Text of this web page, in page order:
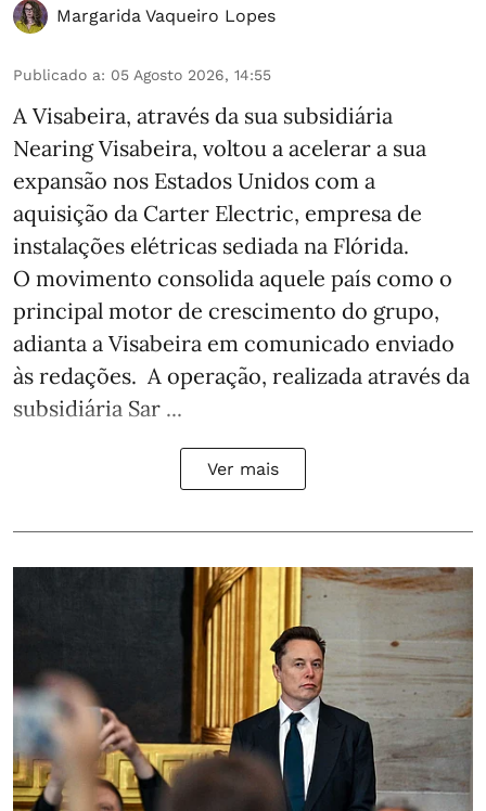
Margarida Vaqueiro Lopes
Publicado a: 05 Agosto 2026, 14:55
A Visabeira, através da sua subsidiária
Nearing Visabeira, voltou a acelerar a sua
expansão nos Estados Unidos com a
aquisição da Carter Electric, empresa de
instalações elétricas sediada na Flórida.
O movimento consolida aquele país como o
principal motor de crescimento do grupo,
adianta a Visabeira em comunicado enviado
às redações. A operação, realizada através da
subsidiária Sar ...
Ver mais